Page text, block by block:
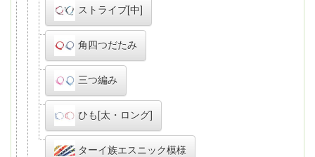
ストライプ[中]
角四つだたみ
三つ編み
ひも[太・ロング]
ターイ族エスニック模様